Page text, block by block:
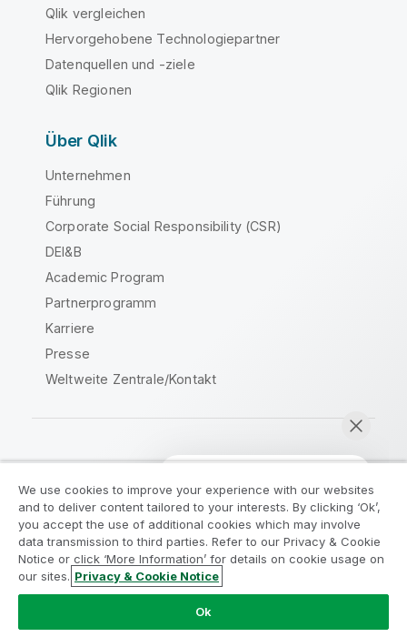
Qlik vergleichen
Hervorgehobene Technologiepartner
Datenquellen und -ziele
Qlik Regionen
Über Qlik
Unternehmen
Führung
Corporate Social Responsibility (CSR)
DEI&B
Academic Program
Partnerprogramm
Karriere
Presse
Weltweite Zentrale/Kontakt
Rechtliche Vereinbarungen
Produktbedingungen
Legal Policies
Legal Policies
Benutzungsbedingungen
Marken
Do Not Share My Info
Copyright © 1993-2026 QlikTech International AB. Alle
We use cookies to improve your experience with our websites
and to deliver content tailored to your interests. By clicking ‘Ok’,
you accept the use of additional cookies which may involve
data transmission to third parties. Refer to our Privacy & Cookie
Notice or click ‘More Information’ for details on cookie usage on
our sites. Privacy & Cookie Notice
Ok